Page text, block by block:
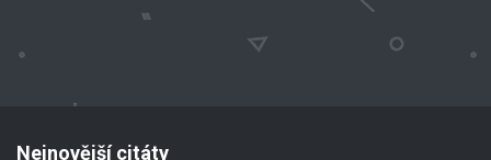
Nejnovější citáty